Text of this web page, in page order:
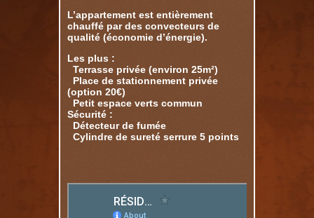
L’appartement est entièrement
chauffé par des convecteurs de
qualité (économie d’énergie).
Les plus :
Terrasse privée (environ 25m²)
Place de stationnement privée
(option 20€)
Petit espace verts commun
Sécurité :
Détecteur de fumée
Cylindre de sureté serrure 5 points